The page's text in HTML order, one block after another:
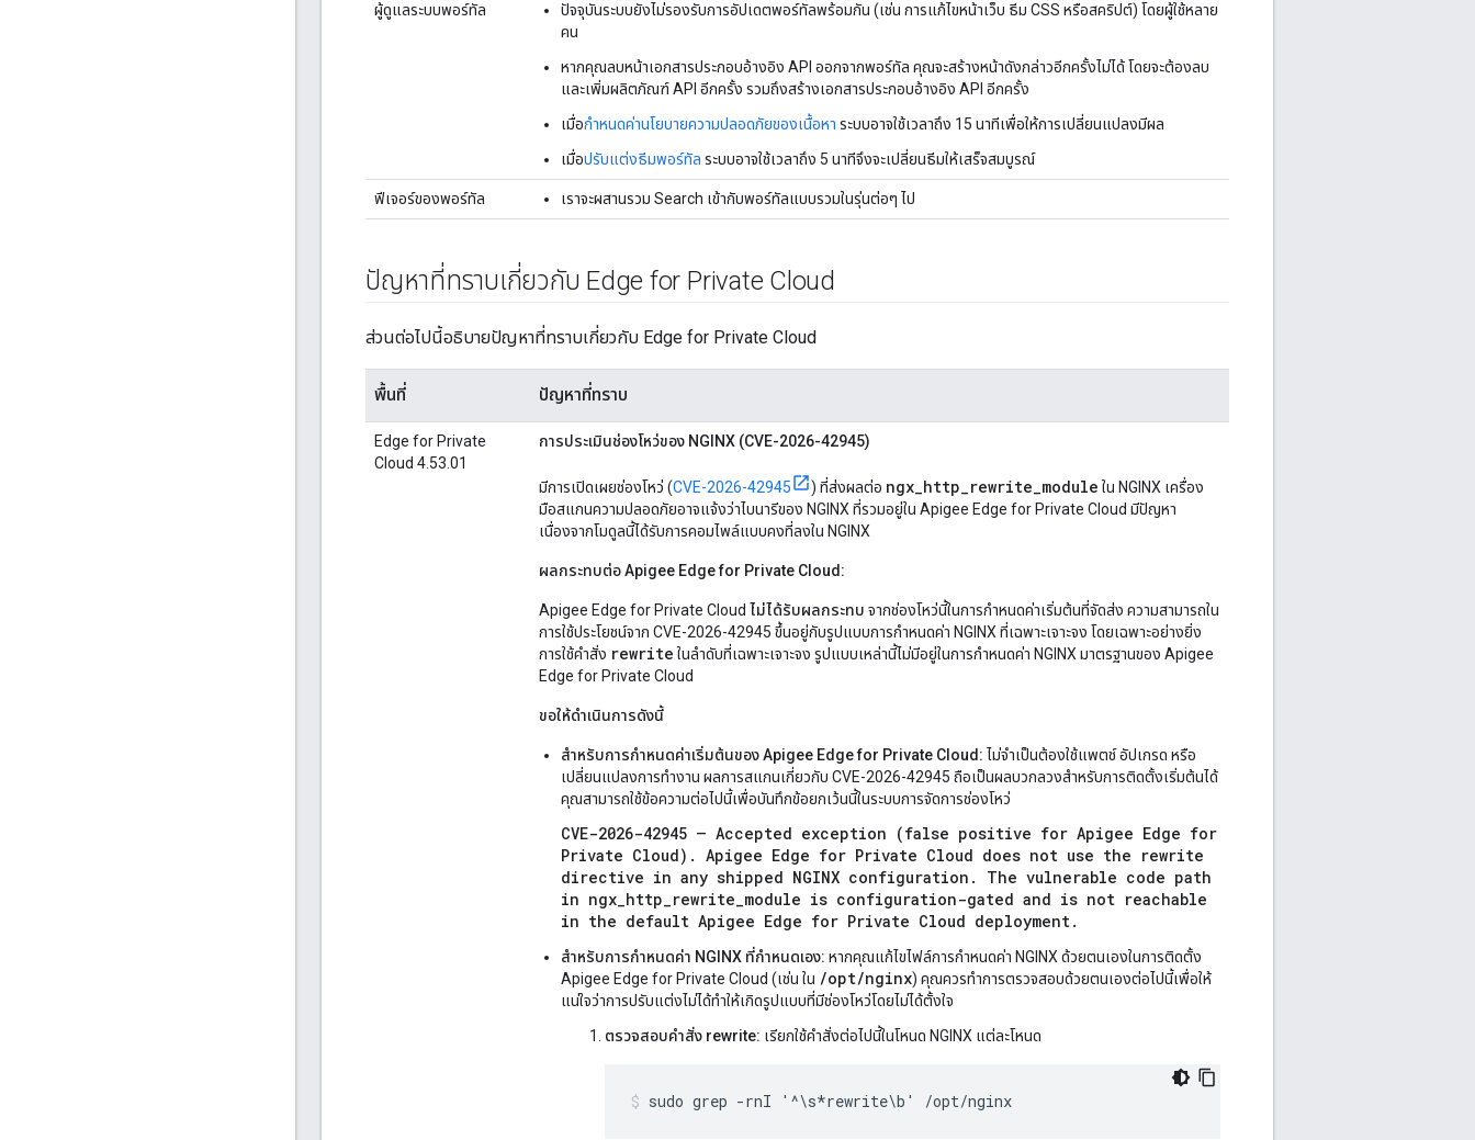
ผู้ดูแลระบบพอร์ทัล
ปัจจุบันระบบยังไม่รองรับการอัปเดตพอร์ทัลพร้อมกัน (เช่น การแก้ไขหน้าเว็บ ธีม CSS หรือสคริปต์) โดยผู้ใช้หลาย
คน
หากคุณลบหน้าเอกสารประกอบอ้างอิง API ออกจากพอร์ทัล คุณจะสร้างหน้าดังกล่าวอีกครั้งไม่ได้ โดยจะต้องลบ
และเพิ่มผลิตภัณฑ์ API อีกครั้ง รวมถึงสร้างเอกสารประกอบอ้างอิง API อีกครั้ง
เมื่อกำหนดค่านโยบายความปลอดภัยของเนื้อหา ระบบอาจใช้เวลาถึง 15 นาทีเพื่อให้การเปลี่ยนแปลงมีผล
เมื่อปรับแต่งธีมพอร์ทัล ระบบอาจใช้เวลาถึง 5 นาทีจึงจะเปลี่ยนธีมให้เสร็จสมบูรณ์
ฟีเจอร์ของพอร์ทัล เราจะผสานรวม Search เข้ากับพอร์ทัลแบบรวมในรุ่นต่อๆ ไป
ปัญหาที่ทราบเกี่ยวกับ Edge for Private Cloud
ส่วนต่อไปนี้อธิบายปัญหาที่ทราบเกี่ยวกับ Edge for Private Cloud
พื้นที่ ปัญหาที่ทราบ
Edge for Private
Cloud 4.53.01
การประเมินช่องโหว่ของ NGINX (CVE-2026-42945)
มีการเปิดเผยช่องโหว่ (CVE-2026-42945 ) ที่ส่งผลต่อ ngx_http_rewrite_module ใน NGINX เครื่อง
มือสแกนความปลอดภัยอาจแจ้งว่าไบนารีของ NGINX ที่รวมอยู่ใน Apigee Edge for Private Cloud มีปัญหา
เนื่องจากโมดูลนี้ได้รับการคอมไพล์แบบคงที่ลงใน NGINX
ผลกระทบต่อ Apigee Edge for Private Cloud:
Apigee Edge for Private Cloud ไม่ได้รับผลกระทบ จากช่องโหว่นี้ในการกำหนดค่าเริ่มต้นที่จัดส่ง ความสามารถใน
การใช้ประโยชน์จาก CVE-2026-42945 ขึ้นอยู่กับรูปแบบการกำหนดค่า NGINX ที่เฉพาะเจาะจง โดยเฉพาะอย่างยิ่ง
การใช้คำสั่ง rewrite ในลำดับที่เฉพาะเจาะจง รูปแบบเหล่านี้ไม่มีอยู่ในการกำหนดค่า NGINX มาตรฐานของ Apigee
Edge for Private Cloud
ขอให้ดำเนินการดังนี้
สำหรับการกำหนดค่าเริ่มต้นของ Apigee Edge for Private Cloud: ไม่จำเป็นต้องใช้แพตช์ อัปเกรด หรือ
เปลี่ยนแปลงการทำงาน ผลการสแกนเกี่ยวกับ CVE-2026-42945 ถือเป็นผลบวกลวงสำหรับการติดตั้งเริ่มต้นได้
คุณสามารถใช้ข้อความต่อไปนี้เพื่อบันทึกข้อยกเว้นนี้ในระบบการจัดการช่องโหว่
CVE-2026-42945 — Accepted exception (false positive for Apigee Edge for
Private Cloud). Apigee Edge for Private Cloud does not use the rewrite
directive in any shipped NGINX configuration. The vulnerable code path
in ngx_http_rewrite_module is configuration-gated and is not reachable
in the default Apigee Edge for Private Cloud deployment.
สำหรับการกำหนดค่า NGINX ที่กำหนดเอง: หากคุณแก้ไขไฟล์การกำหนดค่า NGINX ด้วยตนเองในการติดตั้ง
Apigee Edge for Private Cloud (เช่น ใน /opt/nginx) คุณควรทำการตรวจสอบด้วยตนเองต่อไปนี้เพื่อให้
แน่ใจว่าการปรับแต่งไม่ได้ทำให้เกิดรูปแบบที่มีช่องโหว่โดยไม่ได้ตั้งใจ
ตรวจสอบคำสั่ง rewrite: เรียกใช้คำสั่งต่อไปนี้ในโหนด NGINX แต่ละโหนด
sudo grep -rnI '^\s*rewrite\b' /opt/nginx